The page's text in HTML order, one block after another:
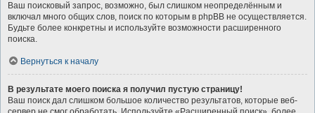
Ваш поисковый запрос, возможно, был слишком неопределённым и
включал много общих слов, поиск по которым в phpBB не осуществляется.
Будьте более конкретны и используйте возможности расширенного
поиска.
Вернуться к началу
В результате моего поиска я получил пустую страницу!
Ваш поиск дал слишком большое количество результатов, которые веб-